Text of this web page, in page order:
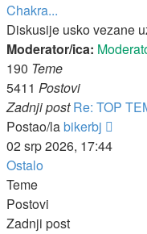
Chakra...
Diskusije usko vezane
Moderator/ica:
190 Teme
5411 Postovi
Zadnji post Re: TOP
Postao/labikerbj
02 srp 2026, 17:44
Ostalo
Teme
Postovi
Zadnji post